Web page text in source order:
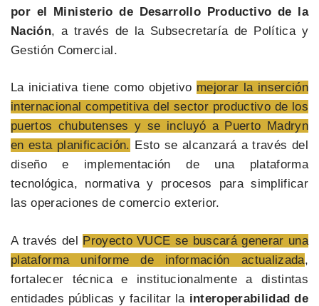
por el Ministerio de Desarrollo Productivo de la
Nación, a través de la Subsecretaría de Política y
Gestión Comercial.
La iniciativa tiene como objetivo mejorar la inserción
internacional competitiva del sector productivo de los
puertos chubutenses y se incluyó a Puerto Madryn
en esta planificación. Esto se alcanzará a través del
diseño e implementación de una plataforma
tecnológica, normativa y procesos para simplificar
las operaciones de comercio exterior.
A través del Proyecto VUCE se buscará generar una
plataforma uniforme de información actualizada,
fortalecer técnica e institucionalmente a distintas
entidades públicas y facilitar la interoperabilidad de